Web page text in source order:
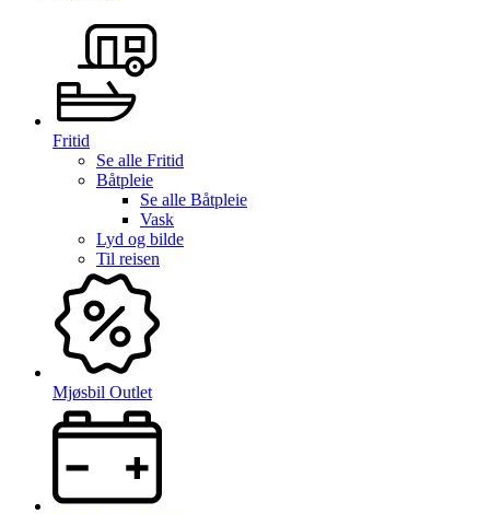
Fritid
Se alle Fritid
Båtpleie
Se alle Båtpleie
Vask
Lyd og bilde
Til reisen
Mjøsbil Outlet